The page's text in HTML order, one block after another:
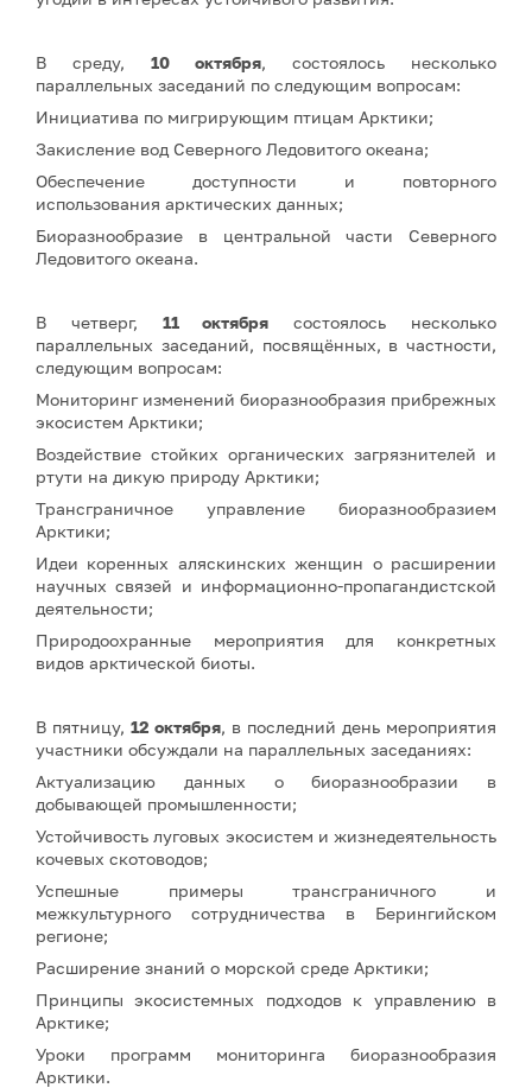
В среду, 10 октября, состоялось несколько
параллельных заседаний по следующим вопросам:
Инициатива по мигрирующим птицам Арктики;
Закисление вод Северного Ледовитого океана;
Обеспечение доступности и повторного
использования арктических данных;
Биоразнообразие в центральной части Северного
Ледовитого океана.
В четверг, 11 октября состоялось несколько
параллельных заседаний, посвящённых, в частности,
следующим вопросам:
Мониторинг изменений биоразнообразия прибрежных
экосистем Арктики;
Воздействие стойких органических загрязнителей и
ртути на дикую природу Арктики;
Трансграничное управление биоразнообразием
Арктики;
Идеи коренных аляскинских женщин о расширении
научных связей и информационно-пропагандистской
деятельности;
Природоохранные мероприятия для конкретных
видов арктической биоты.
В пятницу, 12 октября, в последний день мероприятия
участники обсуждали на параллельных заседаниях:
Актуализацию данных о биоразнообразии в
добывающей промышленности;
Устойчивость луговых экосистем и жизнедеятельность
кочевых скотоводов;
Успешные примеры трансграничного и
межкультурного сотрудничества в Берингийском
регионе;
Расширение знаний о морской среде Арктики;
Принципы экосистемных подходов к управлению в
Арктике;
Уроки программ мониторинга биоразнообразия
Арктики.